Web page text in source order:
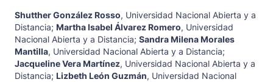
Shutther González Rosso, Universidad Nacional Abierta y a
Distancia; Martha Isabel Álvarez Romero, Universidad
Nacional Abierta y a Distancia; Sandra Milena Morales
Mantilla, Universidad Nacional Abierta y a Distancia;
Jacqueline Vera Martínez, Universidad Nacional Abierta y a
Distancia; Lizbeth León Guzmán, Universidad Nacional